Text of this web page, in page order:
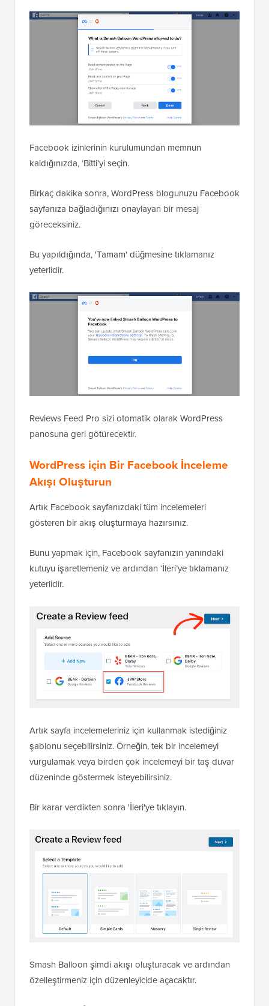
Facebook izinlerinin kurulumundan memnun
kaldığınızda, ‘Bitti’yi seçin.
Birkaç dakika sonra, WordPress blogunuzu Facebook
sayfanıza bağladığınızı onaylayan bir mesaj
göreceksiniz.
Bu yapıldığında, 'Tamam' düğmesine tıklamanız
yeterlidir.
Reviews Feed Pro sizi otomatik olarak WordPress
panosuna geri götürecektir.
WordPress için Bir Facebook İnceleme
Akışı Oluşturun
Artık Facebook sayfanızdaki tüm incelemeleri
gösteren bir akış oluşturmaya hazırsınız.
Bunu yapmak için, Facebook sayfanızın yanındaki
kutuyu işaretlemeniz ve ardından ‘İleri’ye tıklamanız
yeterlidir.
Artık sayfa incelemeleriniz için kullanmak istediğiniz
şablonu seçebilirsiniz. Örneğin, tek bir incelemeyi
vurgulamak veya birden çok incelemeyi bir taş duvar
düzeninde göstermek isteyebilirsiniz.
Bir karar verdikten sonra 'İleri'ye tıklayın.
Smash Balloon şimdi akışı oluşturacak ve ardından
özelleştirmeniz için düzenleyicide açacaktır.